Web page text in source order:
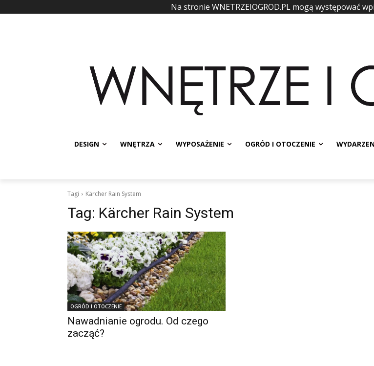
Na stronie WNETRZEIOGROD.PL mogą występować
DESIGN WNĘTRZA WYPOSAŻENIE OGRÓD I OTOCZENIE
Tagi Kärcher Rain System
Tag: Kärcher Rain System
OGRÓD I OTOCZENIE
Nawadnianie ogrodu. Od czego
zacząć?